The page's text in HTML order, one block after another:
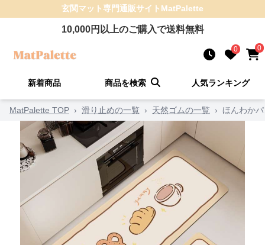
玄関マット専門通販サイト MatPalette
10,000円以上のご購入で送料無料
0 0
新着商品 商品を検索 人気ランキング
MatPalette TOP › 滑り止めの一覧 › 天然ゴムの一覧 › ほんわか